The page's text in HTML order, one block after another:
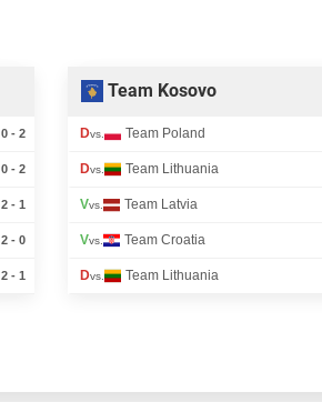
0 - 2
0 - 2
2 - 1
2 - 0
2 - 1
Team Kosovo
Dvs. Team Poland
Dvs. Team Lithuania
Vvs. Team Latvia
Vvs. Team Croatia
Dvs. Team Lithuania